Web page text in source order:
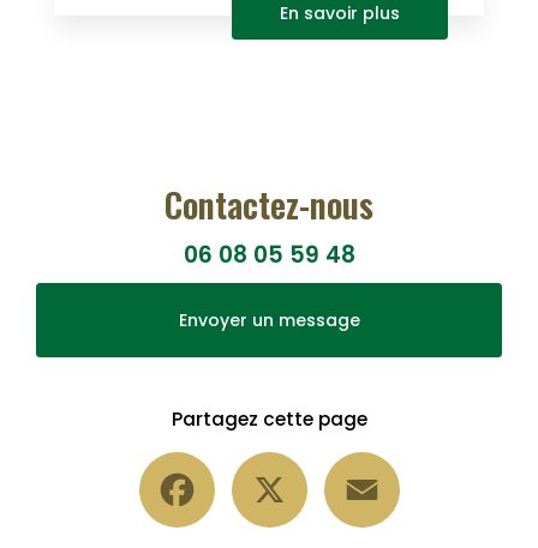
En savoir plus
Contactez-nous
06 08 05 59 48
Envoyer un message
Partagez cette page
Facebook